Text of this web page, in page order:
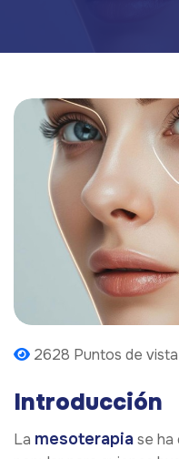
2628 Puntos de vista |
Introducción
La mesoterapiase ha